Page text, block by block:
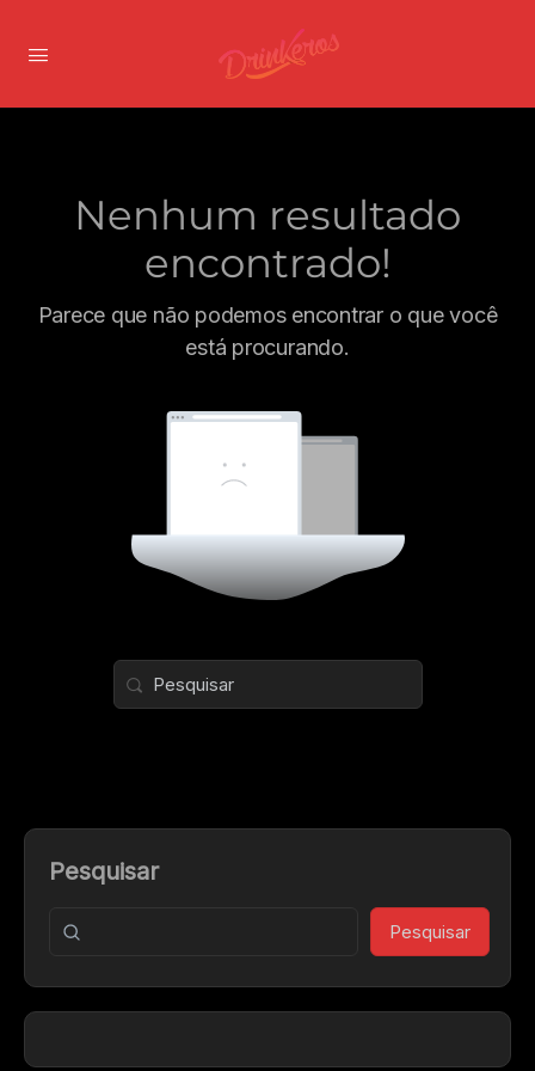
Nenhum resultado
encontrado!
Parece que não podemos encontrar o que você
está procurando.
Pesquisar
Pesquisar